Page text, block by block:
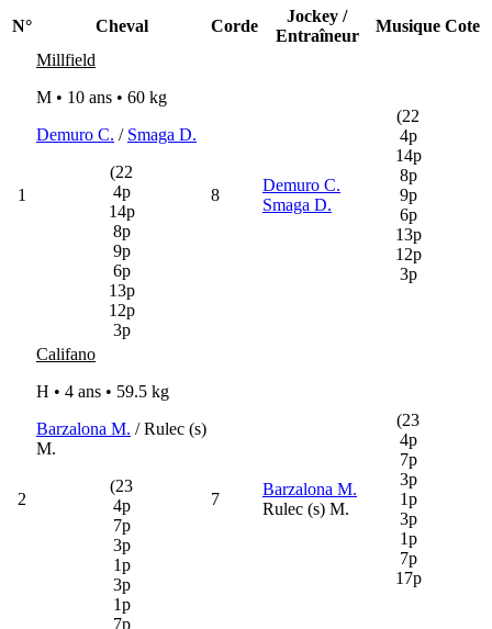
N° Cheval Corde
Jockey /
Entraîneur
Musique Cote
1
Millfield
M • 10 ans • 60 kg
Demuro C. / Smaga D.
(22
4p
14p
8p
9p
6p
13p
12p
3p
8
Demuro C.
Smaga D.
(22
4p
14p
8p
9p
6p
13p
12p
3p
2
Califano
H • 4 ans • 59.5 kg
Barzalona M. / Rulec (s)
M.
(23
4p
7p
3p
1p
3p
1p
7p
7
Barzalona M.
Rulec (s) M.
(23
4p
7p
3p
1p
3p
1p
7p
17p